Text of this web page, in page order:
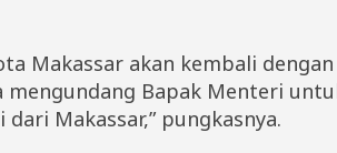
Makassar akan kembali
mengundang Bapak Menteri
Makassar,” pungkasnya.